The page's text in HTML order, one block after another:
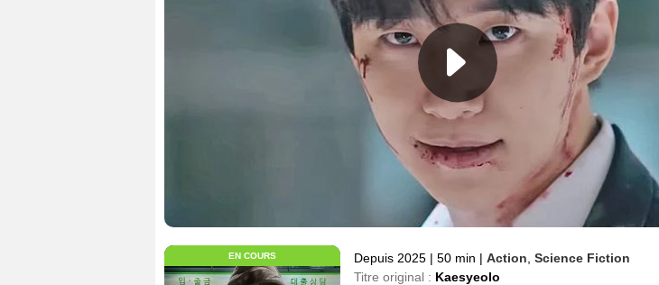
EN COURS Depuis 2025 | 50 min | Action Science Fiction
Titre original : Kaesyeolo